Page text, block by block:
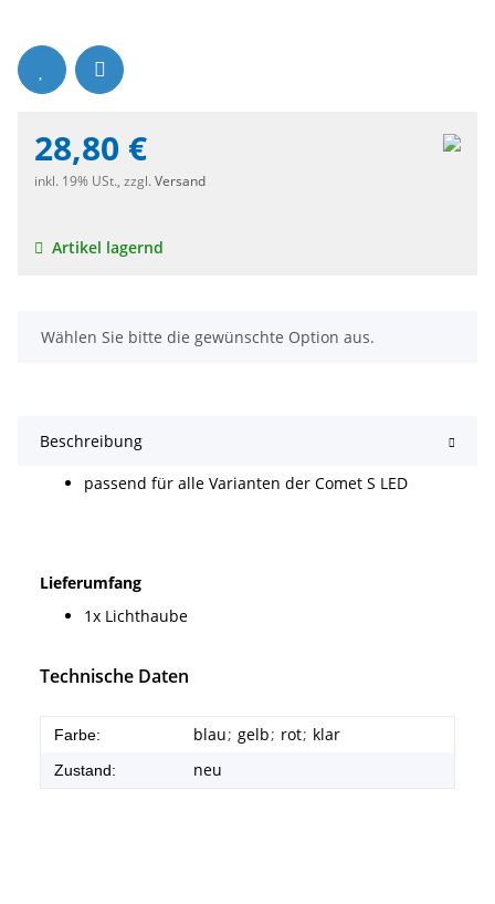
28,80 €
inkl. 19% USt., zzgl. Versand
Artikel lagernd
x
Wählen Sie bitte die gewünschte Option aus.
Beschreibung
passend für alle Varianten der Comet S LED
Lieferumfang
1x Lichthaube
Technische Daten
Farbe: blau; gelb; rot; klar
Zustand: neu